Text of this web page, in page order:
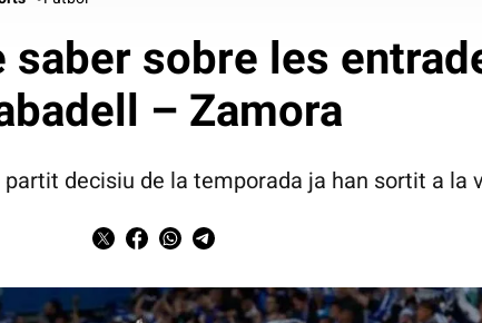
saber sobre les
– Zamora
decisiu de la temporada ja han sortit a la